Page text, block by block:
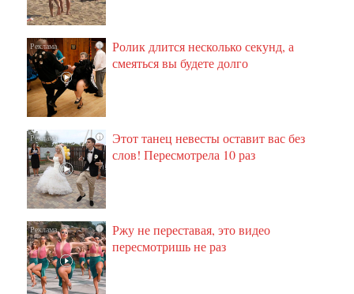
i
Ролик длится несколько секунд, а
смеяться вы будете долго
i
Этот танец невесты оставит вас без
слов! Пересмотрела 10 раз
i
Ржу не переставая, это видео
пересмотришь не раз